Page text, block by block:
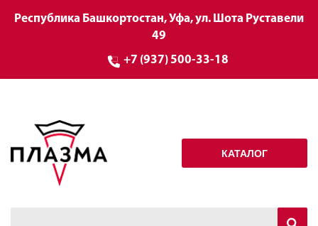
Республика Башкортостан, Уфа, ул. Шота Руставели
49
+7 (937) 500-33-18
КАТАЛОГ